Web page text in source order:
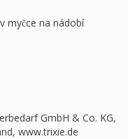
myčce na nádobí
GmbH & Co. KG,
www.trixie.de